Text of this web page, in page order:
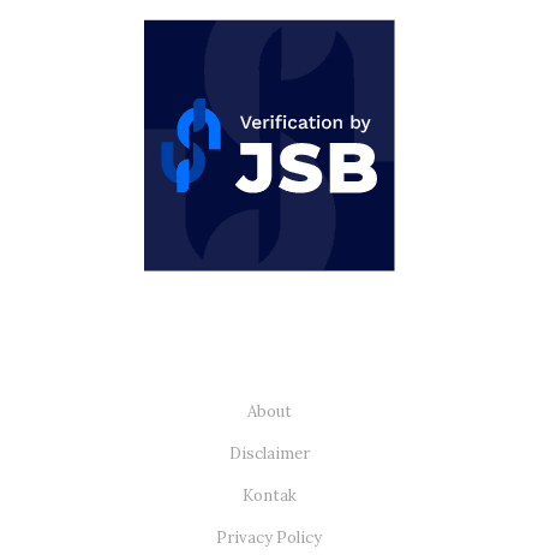
About
Disclaimer
Kontak
Privacy Policy